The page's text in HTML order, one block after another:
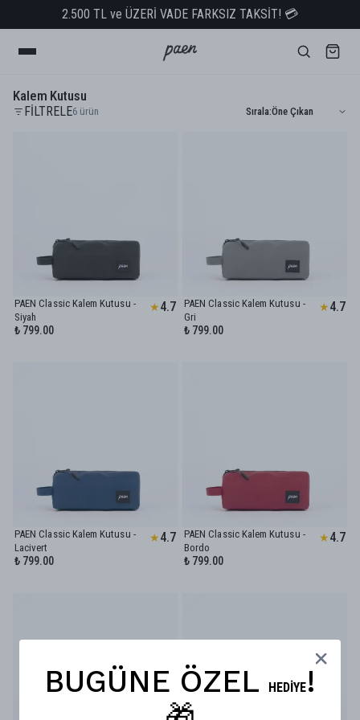
2.500 TL ve ÜZERİ VADE FARKSIZ TAKSİT! 💳
Kalem Kutusu
FİLTRELE6 ürün Sırala:
PAEN Classic Kalem Kutusu -
Siyah
★4.7
₺ 799.00
PAEN Classic Kalem Kutusu -
Gri
★4.7
₺ 799.00
PAEN Classic Kalem Kutusu -
Lacivert
★4.7
₺ 799.00
PAEN Classic Kalem Kutusu -
Bordo
★4.7
₺ 799.00
BUGÜNE ÖZEL HEDİYE!